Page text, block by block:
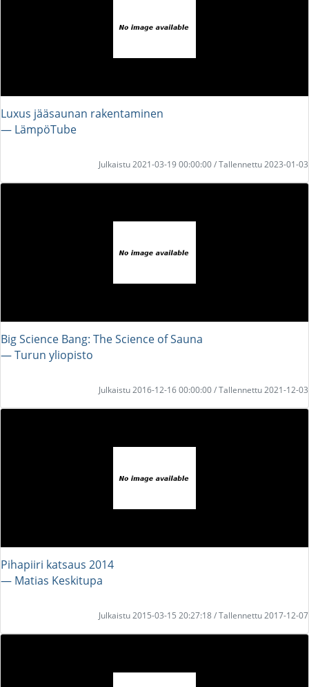
Luxus jääsaunan rakentaminen
― LämpöTube
Julkaistu 2021-03-19 00:00:00 / Tallennettu 2023-01-03
Big Science Bang: The Science of Sauna
― Turun yliopisto
Julkaistu 2016-12-16 00:00:00 / Tallennettu 2021-12-03
Pihapiiri katsaus 2014
― Matias Keskitupa
Julkaistu 2015-03-15 20:27:18 / Tallennettu 2017-12-07